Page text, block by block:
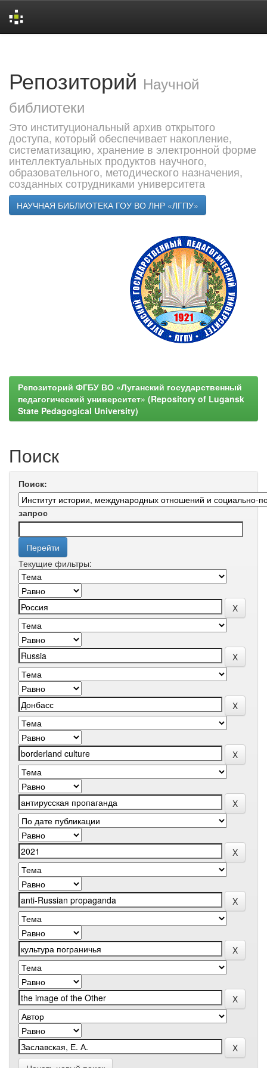
Репозиторий Научной
библиотеки
Это институциональный архив открытого
доступа, который обеспечивает накопление,
систематизацию, хранение в электронной форме
интеллектуальных продуктов научного,
образовательного, методического назначения,
созданных сотрудниками университета
НАУЧНАЯ БИБЛИОТЕКА ГОУ ВО ЛНР «ЛГПУ»
Репозиторий ФГБУ ВО «Луганский государственный
педагогический университет» (Repository of Lugansk
State Pedagogical University)
Поиск
Поиск:
запрос
Текущие фильтры: